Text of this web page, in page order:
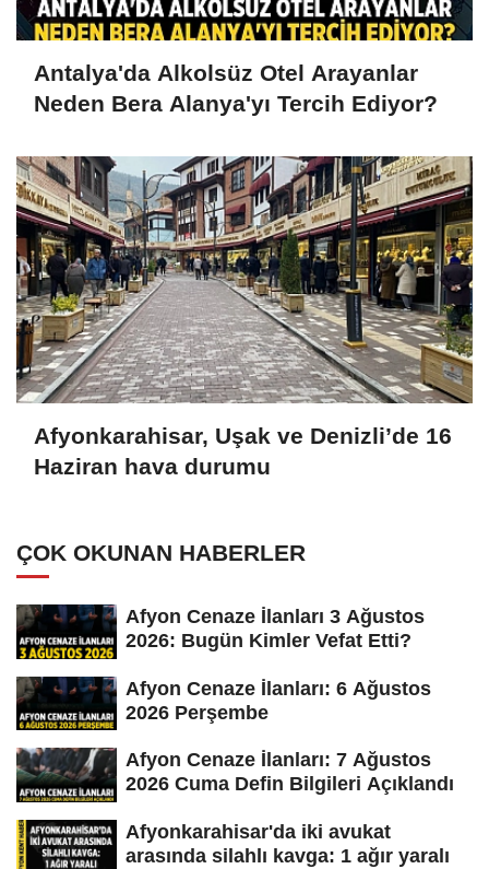
Antalya'da Alkolsüz Otel Arayanlar
Neden Bera Alanya'yı Tercih Ediyor?
Afyonkarahisar, Uşak ve Denizli’de 16
Haziran hava durumu
ÇOK OKUNAN HABERLER
Afyon Cenaze İlanları 3 Ağustos
2026: Bugün Kimler Vefat Etti?
Afyon Cenaze İlanları: 6 Ağustos
2026 Perşembe
Afyon Cenaze İlanları: 7 Ağustos
2026 Cuma Defin Bilgileri Açıklandı
Afyonkarahisar'da iki avukat
arasında silahlı kavga: 1 ağır yaralı